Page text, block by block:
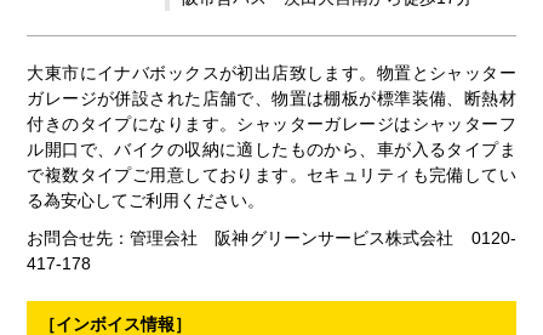
大東市にイナバボックスが初出店致します。物置とシャッター
ガレージが併設された店舗で、物置は棚板が標準装備、断熱材
付きのタイプになります。シャッターガレージはシャッターフ
ル開口で、バイクの収納に適したものから、車が入るタイプま
で複数タイプご用意しております。セキュリティも完備してい
る為安心してご利用ください。
お問合せ先：管理会社 阪神グリーンサービス株式会社 0120-
417-178
［インボイス情報］